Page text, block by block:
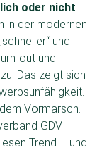
oder nicht
in der modernen
und
out und
Das zeigt sich
Vormarsch.
GDV
Trend – und